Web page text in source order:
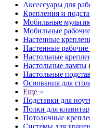
Аксессуары для
Крепления и
Мобильные
Мобильные
Настенные
Настенные рабочие
Настольные
Настольные лампы
Настольные
Основания для
Еще
Подставки для
Полки для
Потолочные
Системы для